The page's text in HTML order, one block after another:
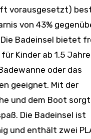
vorausgesetzt)
von 43%
Badeinsel bietet
Kinder ab 1,5
oder das
geeignet. Mit der
und dem Boot
Die Badeinsel ist
und enthält zwei